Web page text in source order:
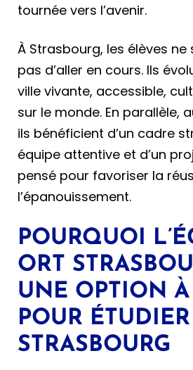
tournée vers l’avenir.
À Strasbourg, les élèves
pas d’aller en cours. Ils
ville vivante, accessible,
sur le monde. En parallèle,
ils bénéficient d’un cadre
équipe attentive et d’un
pensé pour favoriser la
l’épanouissement.
POURQUOI
ORT
UNE OPTION À
POUR
STRASBOURG